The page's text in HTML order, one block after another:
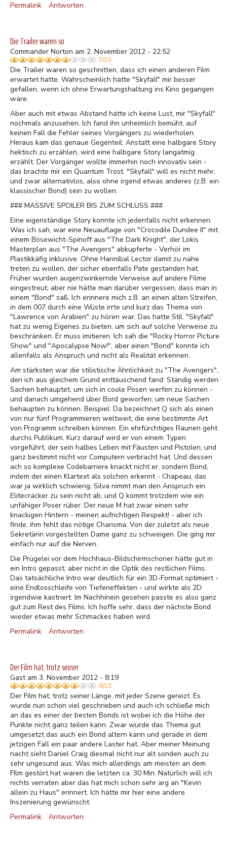
Permalink
Antworten
Die Trailer waren so
Commander Norton am 2. November 2012 - 22:52
7/10
Die Trailer waren so geschnitten, dass ich einen anderen Film
erwartet hatte. Wahrscheinlich hätte "Skyfall" mir besser
gefallen, wenn ich ohne Erwartungshaltung ins Kino gegangen
wäre.
Aber auch mit etwas Abstand hätte ich keine Lust, mir "Skyfall"
nochmals anzusehen. Ich fand ihn unheimlich bemüht, auf
keinen Fall die Fehler seines Vorgängers zu wiederholen.
Heraus kam das genaue Gegenteil: Anstatt eine halbgare Story
hektisch zu erzählen, wird eine halbgare Story langatmig
erzählt. Der Vorgänger wollte immerhin noch innovativ sein -
das brachte mir ein Quantum Trost. "Skyfall" will es nicht mehr,
und zwar alternativlos, also ohne irgend etwas anderes (z.B. ein
klassischer Bond) sein zu wollen.
### MASSIVE SPOILER BIS ZUM SCHLUSS ###
Eine eigenständige Story konnte ich jedenfalls nicht erkennen.
Was ich sah, war eine Neuauflage von "Crocodile Dundee II" mit
einem Bösewicht-Spinoff aus "The Dark Knight", der Lokis
Masterplan aus "The Avengers" abkupferte - Verhör im
Plastikkäfig inklusive. Ohne Hannibal Lector damit zu nahe
treten zu wollen, der sicher ebenfalls Pate gestanden hat.
Früher wurden augenzwinkernde Verweise auf andere Filme
eingestreut, aber nie hätte man darüber vergessen, dass man in
einem "Bond" saß. Ich erinnere mich z.B. an einen alten Streifen,
in dem 007 durch eine Wüste irrte und kurz das Thema von
"Lawrence von Arabien" zu hören war. Das hatte Stil. "Skyfall"
hat zu wenig Eigenes zu bieten, um sich auf solche Verweise zu
beschränken. Er muss imitieren. Ich sah die "Rocky Horror Picture
Show" und "Apocalypse Now!", aber einen "Bond" konnte ich
allenfalls als Anspruch und nicht als Realität erkennen.
Am stärksten war die stilistische Ähnlichkeit zu "The Avengers",
den ich aus gleichem Grund enttäuschend fand: Ständig werden
Sachen behauptet, um sich in coole Posen werfen zu können -
und danach umgehend über Bord geworfen, um neue Sachen
behaupten zu können. Beispiel: Da bezeichnet Q sich als einen
von nur fünf Programmieren weltweit, die eine bestimmte Art
von Programm schreiben können. Ein ehrfürchtiges Raunen geht
durchs Publikum. Kurz darauf wird er von einem Typen
vorgeführt, der sein halbes Leben mit Fäusten und Pistolen, und
ganz bestimmt nicht vor Computern verbracht hat. Und dessen
ach so komplexe Codebarriere knackt nicht er, sondern Bond,
indem der einen Klartext als solchen erkennt - Chapeau, das
war ja wirklich schwierig. Silva nimmt man den Anspruch ein
Elitecracker zu sein nicht ab, und Q kommt trotzdem wie ein
unfähiger Poser rüber. Der neue M hat zwar einen sehr
knackigen Hintern - meinen aufrichtigen Respekt! - aber ich
finde, ihm fehlt das nötige Charisma. Von der zuletzt als neue
Sekretärin vorgestellten Dame ganz zu schweigen. Die ging mir
einfach nur auf die Nerven.
Die Prügelei vor dem Hochhaus-Bildschirmschoner hätte gut in
ein Intro gepasst, aber nicht in die Optik des restlichen Films.
Das tatsächliche Intro war deutlich für ein 3D-Format optimiert -
eine Endlosschleife von Tiefeneffekten - und wirkte als 2D
irgendwie kastriert. Im Nachhinein gesehen passte es also ganz
gut zum Rest des Films. Ich hoffe sehr, dass der nächste Bond
wieder etwas mehr Schmackes haben wird.
Permalink
Antworten
Der Film hat, trotz seiner
Gast am 3. November 2012 - 8:19
8/10
Der Film hat, trotz seiner Länge, mit jeder Szene gereizt. Es
wurde nun schon viel geschrieben und auch ich schließe mich
an das es einer der besten Bonds ist wobei ich die Höhe der
Punkte nicht ganz teilen kann. Zwar wurde das Thema gut
umgesetzt das auch ein Bond altern kann und gerade in dem
jetzigen Fall ein paar andere Laster hat. Aber meiner Meinung
nacht sieht Daniel Craig diesmal nicht nur alt sonden auch zu
sehr ungesund aus. Was mich allerdings am meisten an dem
FIlm gestört hat waren die letzten ca. 30 Min. Natürlich will ich
nichts verraten aber das hat mich schon sehr arg an "Kevin
allein zu Haus" erinnert. Ich hätte mir hier eine andere
Inszenierung gewünscht.
Permalink
Antworten